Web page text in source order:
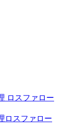
ロスファロー
ロスファロー